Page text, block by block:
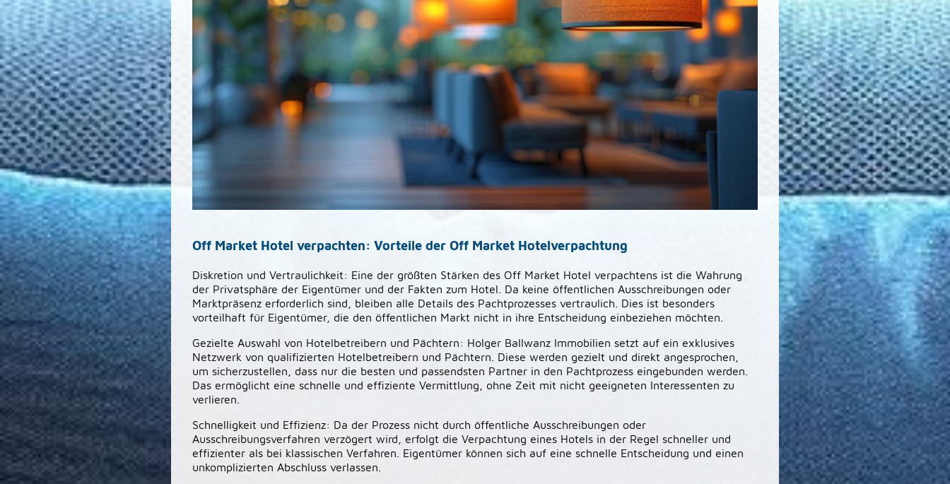
Off Market Hotel verpachten: Vorteile der Off Market Hotelverpachtung
Diskretion und Vertraulichkeit: Eine der größten Stärken des Off Market Hotel verpachtens ist die Wahrung
der Privatsphäre der Eigentümer und der Fakten zum Hotel. Da keine öffentlichen Ausschreibungen oder
Marktpräsenz erforderlich sind, bleiben alle Details des Pachtprozesses vertraulich. Dies ist besonders
vorteilhaft für Eigentümer, die den öffentlichen Markt nicht in ihre Entscheidung einbeziehen möchten.
Gezielte Auswahl von Hotelbetreibern und Pächtern: Holger Ballwanz Immobilien setzt auf ein exklusives
Netzwerk von qualifizierten Hotelbetreibern und Pächtern. Diese werden gezielt und direkt angesprochen,
um sicherzustellen, dass nur die besten und passendsten Partner in den Pachtprozess eingebunden werden.
Das ermöglicht eine schnelle und effiziente Vermittlung, ohne Zeit mit nicht geeigneten Interessenten zu
verlieren.
Schnelligkeit und Effizienz: Da der Prozess nicht durch öffentliche Ausschreibungen oder
Ausschreibungsverfahren verzögert wird, erfolgt die Verpachtung eines Hotels in der Regel schneller und
effizienter als bei klassischen Verfahren. Eigentümer können sich auf eine schnelle Entscheidung und einen
unkomplizierten Abschluss verlassen.